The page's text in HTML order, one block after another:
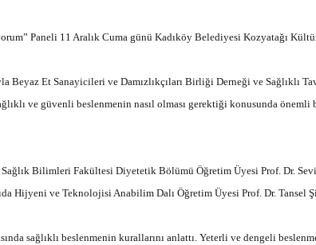
Paneli 11 Aralık Cuma günü Kadıköy Belediyesi Kozyatağı
Beyaz Et Sanayicileri ve Damızlıkçıları Birliği Derneği ve Sağlıklı
ve güvenli beslenmenin nasıl olması gerektiği konusunda
Bilimleri Fakültesi Diyetetik Bölümü Öğretim Üyesi Prof. Dr.
Hijyeni ve Teknolojisi Anabilim Dalı Öğretim Üyesi Prof. Dr. Tansel
sağlıklı beslenmenin kurallarını anlattı. Yeterli ve dengeli